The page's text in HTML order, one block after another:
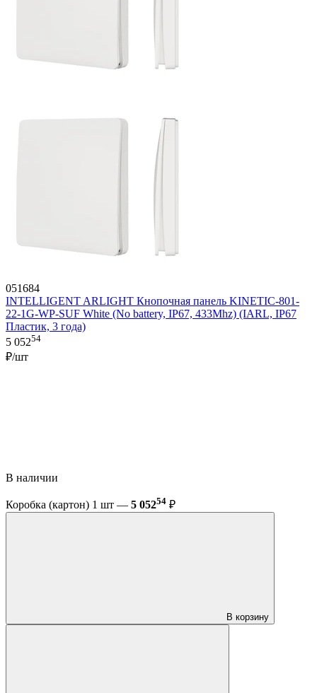
051684
INTELLIGENT ARLIGHT Кнопочная панель KINETIC-801-
22-1G-WP-SUF White (No battery, IP67, 433Mhz) (IARL, IP67
Пластик, 3 года)
5 05254
₽/шт
В наличии
Коробка (картон) 1 шт — 5 05254 ₽
В корзину